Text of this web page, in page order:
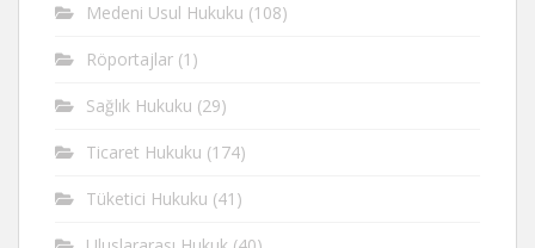
Medeni Usul Hukuku (108)
Röportajlar (1)
Sağlık Hukuku (29)
Ticaret Hukuku (174)
Tüketici Hukuku (41)